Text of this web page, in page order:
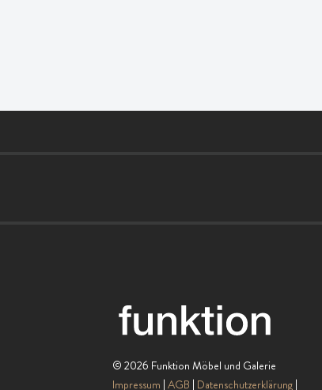
© 2026 Funktion Möbel und Galerie
Impressum AGB Datenschutzerklärung